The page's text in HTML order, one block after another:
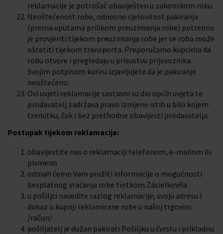
reklamacije je potrošač obaviješten u zakonskom roku.
Neoštećenost robe, odnosno cjelovitost pakiranja
(prema uputama prilikom preuzimanja robe) potrebno
je provjeriti tijekom preuzimanja robe jer se roba može
oštetiti tijekom transporta. Preporučamo kupcima da
robu otvore i pregledaju u prisustvu prijevoznika.
Svojim potpisom kuriru izjavljujete da je pakiranje
neoštećeno.
Ovi uvjeti reklamacije sastavni su dio općih uvjeta te
prodavatelj zadržava pravo izmjene istih u bilo kojem
trenutku, čak i bez prethodne obavijesti prodavatelja.
Postupak tijekom reklamacije:
obavijestite nas o reklamaciji telefonom, e-mailom ili
pismeno
odmah ćemo Vam pružiti informacije o mogućnosti
besplatnog vraćanja robe tvrtkom Zásielkovňa
u pošiljci navedite razlog reklamacije, svoju adresu i
dokaz o kupnji reklamirane robe u našoj trgovini
/račun/.
pošiljatelj je dužan pakirati Pošiljku u čvrstu i prikladnu